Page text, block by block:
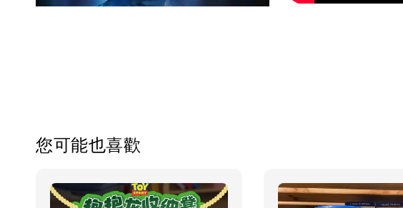
您可能也喜歡